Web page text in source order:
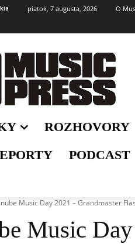
piatok, 7 augusta, 2026 O
ROZHOVORY
PODCAST
Music Day 2021 – Grandmaster
Music